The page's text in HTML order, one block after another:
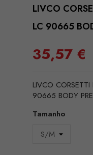
LIVCO
LC 90665
35,57 €
LIVCO
90665 BODY
Tamanho